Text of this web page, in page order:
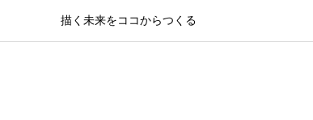
描く未来をココからつくる